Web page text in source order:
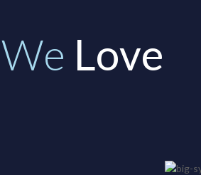
We Love